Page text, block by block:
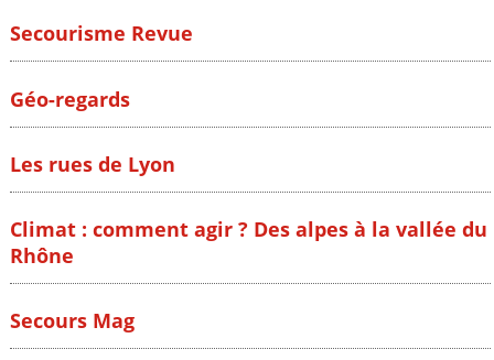
Secourisme Revue
Géo-regards
Les rues de Lyon
Climat : comment agir ? Des alpes à la vallée du
Rhône
Secours Mag